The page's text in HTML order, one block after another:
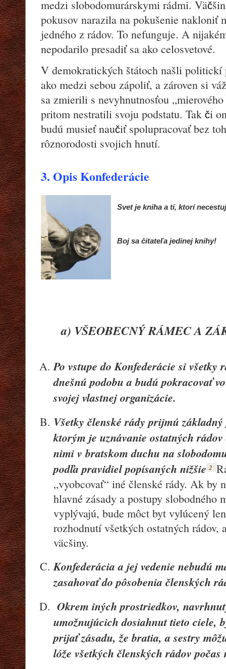
medzi slobodomurárskymi rádmi. Väč
pokusov narazila na pokušenie nakloniť
jedného z rádov. To nefunguje. A
nepodarilo presadiť sa ako celosvetové.
V demokratických štátoch našli
ako medzi sebou zápoliť, a zároven si
sa zmierili s nevyhnutnosťou
pritom nestratili svoju podstatu. Tak či
budú musieť naučiť spolupracovať bez
rôznorodosti svojich hnutí.
3. Opis Konfederácie
Svet je kniha a tí, ktorí
Boj sa čitateľa jedinej knihy!
a) VŠEOBECNÝ RÁMEC A
Po vstupe do Konfederácie si všetky
dnešnú podobu a budú pokracovať
svojej vlastnej organizácie.
Všetky členské rády prijmú
ktorým je uznávanie ostatných
nimi v bratskom duchu na
podľa pravidiel popísaných nižšie 2
„vyobcovať“ iné členské rády. Ak by
hlavné zásady a postupy slobodného
vyplývajú, bude môct byt vylúcený
rozhodnutí všetkých ostatných rádov,
väcšiny.
Konfederácia a jej vedenie nebudú
zasahovať do pôsobenia členských
Okrem iných prostriedkov,
umožnujúcich dosiahnut tieto ciele,
prijať zásadu, že bratia, a sestry
lóže všetkých členských rádov